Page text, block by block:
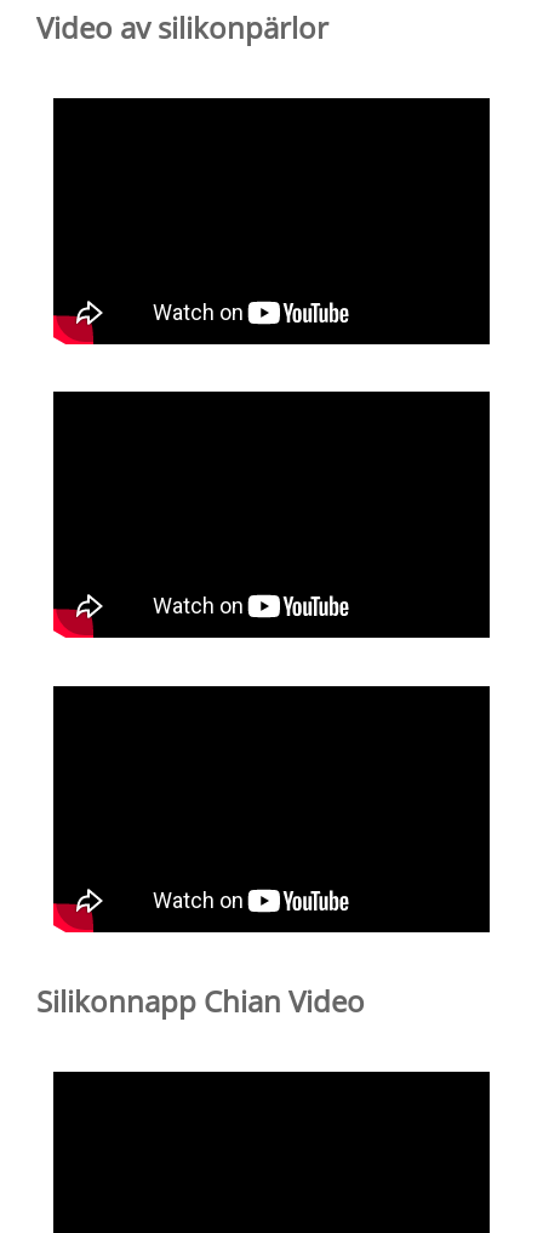
Video av silikonpärlor
Silikonnapp Chian Video